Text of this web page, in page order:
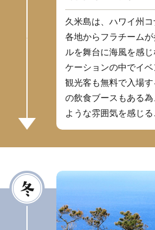
久米島は、ハワイ州
各地からフラチーム
ルを舞台に海風を感
ケーションの中でイベ
観光客も無料で入場
の飲食ブースもある
ような雰囲気を感じる